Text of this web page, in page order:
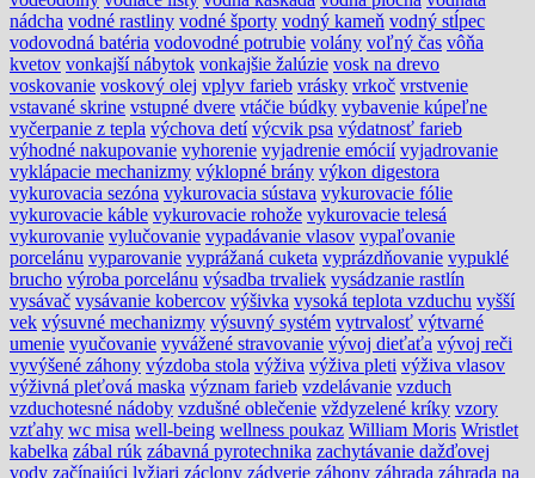
nádcha vodné rastliny vodné športy vodný kameň vodný stĺpec
vodovodná batéria vodovodné potrubie volány voľný čas vôňa
kvetov vonkajší nábytok vonkajšie žalúzie vosk na drevo
voskovanie voskový olej vplyv farieb vrásky vrkoč vrstvenie
vstavané skrine vstupné dvere vtáčie búdky vybavenie kúpeľne
vyčerpanie z tepla výchova detí výcvik psa výdatnosť farieb
výhodné nakupovanie vyhorenie vyjadrenie emócií vyjadrovanie
vyklápacie mechanizmy výklopné brány výkon digestora
vykurovacia sezóna vykurovacia sústava vykurovacie fólie
vykurovacie káble vykurovacie rohože vykurovacie telesá
vykurovanie vylučovanie vypadávanie vlasov vypaľovanie
porcelánu vyparovanie vyprážaná cuketa vyprázdňovanie vypuklé
brucho výroba porcelánu výsadba trvaliek vysádzanie rastlín
vysávač vysávanie kobercov výšivka vysoká teplota vzduchu vyšší
vek výsuvné mechanizmy výsuvný systém vytrvalosť výtvarné
umenie vyučovanie vyvážené stravovanie vývoj dieťaťa vývoj reči
vyvýšené záhony výzdoba stola výživa výživa pleti výživa vlasov
výživná pleťová maska význam farieb vzdelávanie vzduch
vzduchotesné nádoby vzdušné oblečenie vždyzelené kríky vzory
vzťahy wc misa well-being wellness poukaz William Moris Wristlet
kabelka zábal rúk zábavná pyrotechnika zachytávanie dažďovej
vody začínajúci lyžiari záclony zádverie záhony záhrada záhrada na